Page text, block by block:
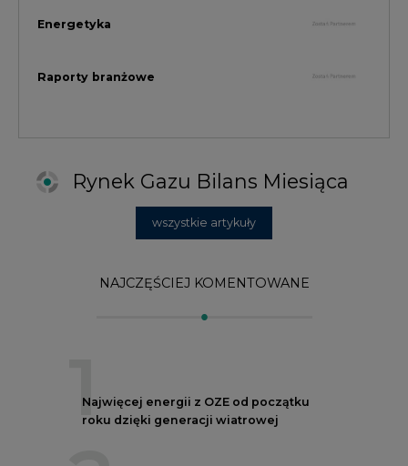
1
2
PGE uruchomiła w Gdańsku pierwsze w
Polsce kotły elektrodowe, ważna
3
4
Czy inwazja Rosji na Ukrainę przyśpieszy